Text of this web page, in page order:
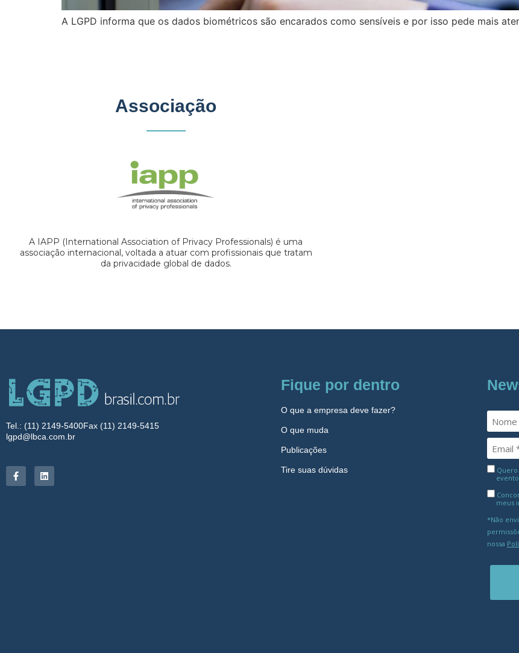
A LGPD informa que os dados biométricos são encarados como sensíveis e por isso pede mais
Associação
A IAPP (International Association of Privacy Professionals) é uma
associação internacional, voltada a atuar com profissionais que tratam
da privacidade global de dados.
Tel.: (11) 2149-5400Fax (11) 2149-5415
lgpd@lbca.com.br
Fique por dentro
O que a empresa deve fazer?
O que muda
Publicações
Tire suas dúvidas
meus
*Não
nossa